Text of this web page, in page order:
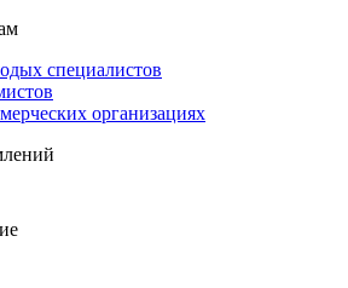
специалистов
организациях